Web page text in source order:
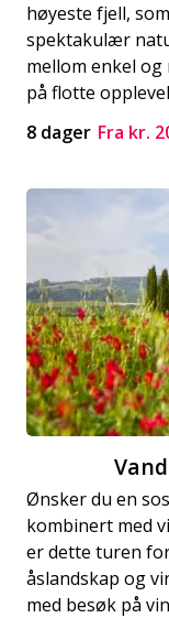
høyeste fjell,
spektakulær
mellom enkel
på flotte
8 dager Fra kr.
Ønsker du en
kombinert med
er dette turen
åslandskap og
med besøk på